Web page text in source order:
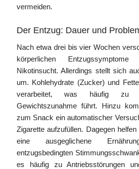
vermeiden.
Der Entzug: Dauer und
Nach etwa drei bis vier Wochen
körperlichen
Nikotinsucht. Allerdings stellt sich
um. Kohlehydrate (Zucker) und
verarbeitet, was häufig zu
Gewichtszunahme führt. Hinzu
zum Snack ein automatischer
Zigarette aufzufüllen. Dagegen
eine ausgeglichene
entzugsbedingten
es häufig zu Antriebsstörungen